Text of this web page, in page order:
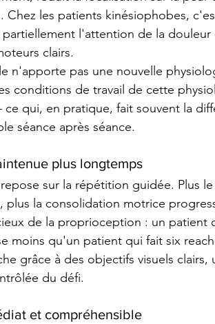
Chez les patients kinésiophobes,
l'attention de la
clairs.
n'apporte pas une nouvelle
conditions de travail de cette
qui, en pratique, fait souvent la
séance après séance.
plus longtemps
sur la répétition guidée. Plus
la consolidation motrice
de la proprioception : un patient
moins qu'un patient qui fait six
grâce à des objectifs visuels clairs,
du défi.
et compréhensible